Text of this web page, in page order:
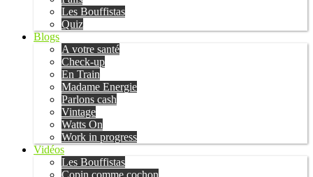
Les Bouffistas
Quiz
Blogs
A votre santé
Check-up
En Train
Madame Energie
Parlons cash
Vintage
Watts On
Work in progress
Vidéos
Les Bouffistas
Copin comme cochon